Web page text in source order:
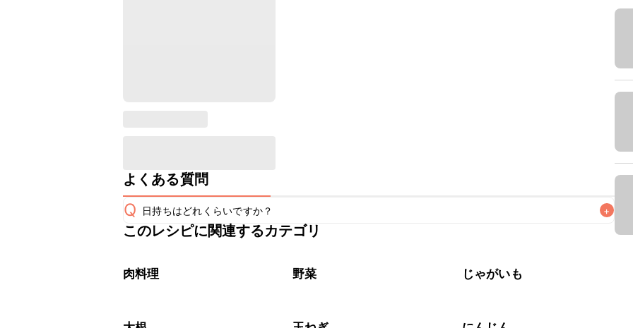
よくある質問
Q 日持ちはどれくらいですか？ +
保存期間は冷蔵で翌日中が目安です。なるべくお早めにお召し上がりください。
※日持ちは目安です。
このレシピに関連するカテゴリ
肉料理 野菜 じゃがいも